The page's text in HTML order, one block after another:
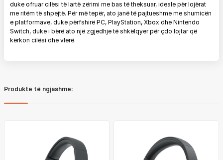
duke ofruar cilësi të lartë zërimi me bas të theksuar, ideale për lojërat
me ritëm të shpejtë. Për më tepër, ato janë të pajtueshme me shumicën
e platformave, duke përfshirë PC, PlayStation, Xbox dhe Nintendo
Switch, duke i bërë ato një zgjedhje të shkëlqyer për çdo lojtar që
kërkon cilësi dhe vlerë.
Produkte të ngjashme: